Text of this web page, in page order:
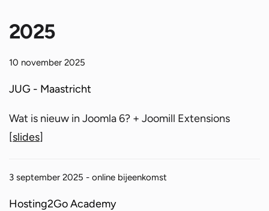
2025
10 november 2025
JUG - Maastricht
Wat is nieuw in Joomla 6? + Joomill Extensions
[slides]
3 september 2025 - online bijeenkomst
Hosting2Go Academy